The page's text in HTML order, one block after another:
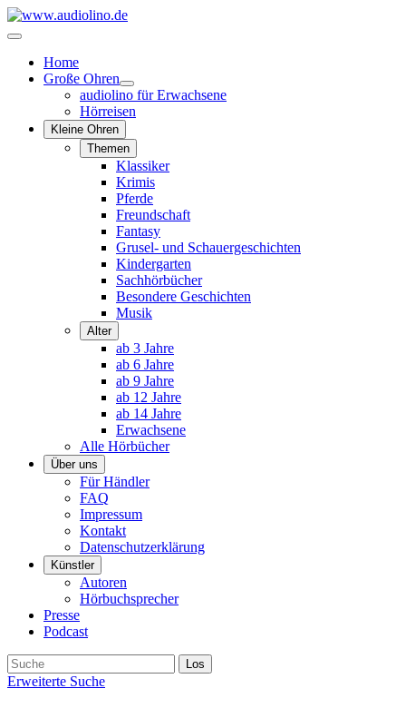
Home
Große Ohren
audiolino für Erwachsene
Hörreisen
Kleine Ohren
Themen
Klassiker
Krimis
Pferde
Freundschaft
Fantasy
Grusel- und Schauergeschichten
Kindergarten
Sachhörbücher
Besondere Geschichten
Musik
Alter
ab 3 Jahre
ab 6 Jahre
ab 9 Jahre
ab 12 Jahre
ab 14 Jahre
Erwachsene
Alle Hörbücher
Über uns
Für Händler
FAQ
Impressum
Kontakt
Datenschutzerklärung
Künstler
Autoren
Hörbuchsprecher
Presse
Podcast
Erweiterte Suche